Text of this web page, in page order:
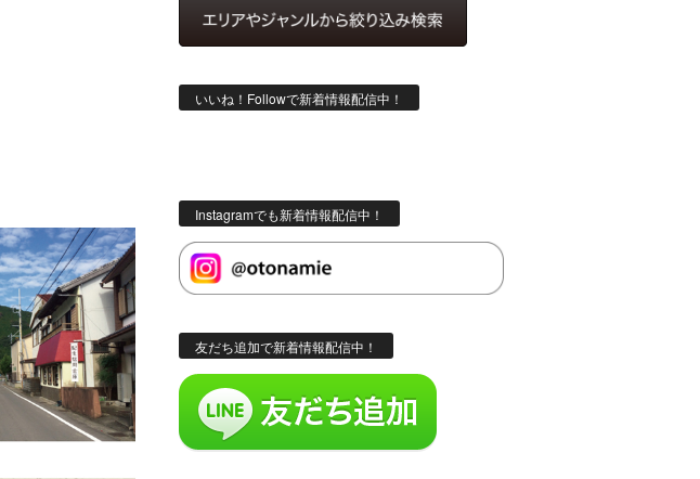
いいね！Followで新着情報配信中！
Instagramでも新着情報配信中！
友だち追加で新着情報配信中！